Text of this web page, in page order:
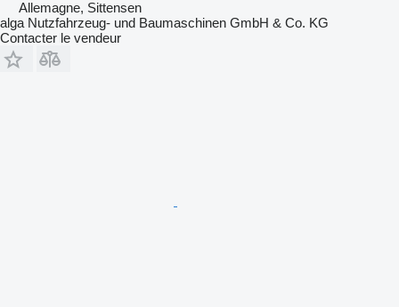
Allemagne, Sittensen
alga Nutzfahrzeug- und Baumaschinen GmbH & Co. KG
Contacter le vendeur